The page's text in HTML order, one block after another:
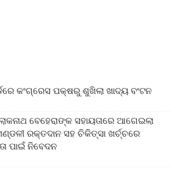
କଂଗ୍ରେସ ପକ୍ଷରୁ ଶୁଖିଲା ଖାଦ୍ୟ ବଂଟନ
ବେହେରାଙ୍କ ସହାୟତାରେ ଆଗେଇଲା
ମଣ୍ଡଳୀ ରକ୍ତଦାନ ସହ ଚିକିତ୍ସା ଖର୍ଚ୍ଚରେ
ପାଇଁ ନିବେଦନ